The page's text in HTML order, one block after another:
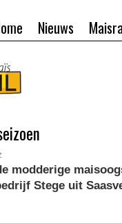
Nieuws
modderige
Stege uit